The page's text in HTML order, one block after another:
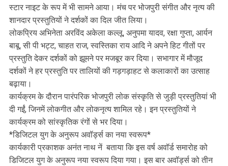
स्टार नाइट के रूप में भी सामने आया। मंच पर भोजपुरी संगीत और नृत्य की
शानदार प्रस्तुतियों ने दर्शकों का दिल जीत लिया।
लोकप्रिय अभिनेता अरविंद अकेला कल्लू, अनुपमा यादव, रक्षा गुप्ता, आर्यन
बाबू, सी पी भट्ट, चाहत राज, स्वस्तिका राय आदि ने अपने हिट गीतों पर
प्रस्तुति देकर दर्शकों को झूमने पर मजबूर कर दिया। सभागार में मौजूद
दर्शकों ने हर प्रस्तुति पर तालियों की गड़गड़ाहट से कलाकारों का उत्साह
बढ़ाया।
कार्यक्रम के दौरान पारंपरिक भोजपुरी लोक संस्कृति से जुड़ी प्रस्तुतियां भी
दी गईं, जिनमें लोकगीत और लोकनृत्य शामिल रहे। इन प्रस्तुतियों ने
कार्यक्रम को सांस्कृतिक रंगों से भर दिया।
*डिजिटल युग के अनुरूप अवॉर्ड्स का नया स्वरूप*
कार्यकारी प्रकाशक अनंत नाथ नें बताया कि इस वर्ष अवॉर्ड समारोह को
डिजिटल युग के अनुरूप नया स्वरूप दिया गया। इस बार अवॉर्ड्स को तीन